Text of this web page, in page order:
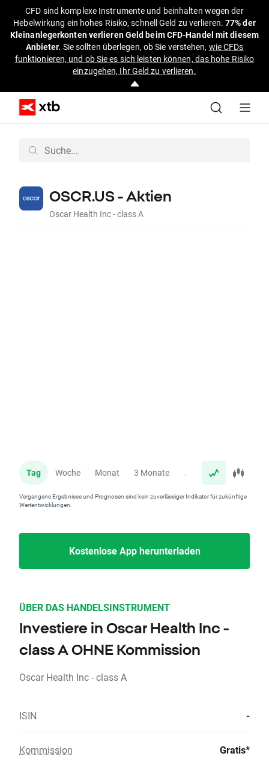
CFD sind komplexe Instrumente und beinhalten wegen der
Hebelwirkung ein hohes Risiko, schnell Geld zu verlieren.77% der
Kleinanlegerkonten verlieren Geld beim CFD-Handel mit diesem
Anbieter. Sie sollten überlegen, ob Sie verstehen, wie CFDs
funktionieren, und ob Sie es sich leisten können, das hohe Risiko
einzugehen, Ihr Geld zu verlieren.
OSCR.US - Aktien
Oscar Health Inc - class A
Tag Woche Monat 3 Monate Jahr
Vergangene Ergebnisse und Prognosen sind kein zuverlässiger Indikator für zukünftige
Wertentwicklungen.
Kostenlose App herunterladen
ÜBER DAS HANDELSINSTRUMENT
Investiere in Oscar Health Inc -
class A OHNE Kommission
Oscar Health Inc - class A
ISIN -
Kommission Gratis*